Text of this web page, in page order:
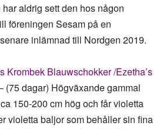
aldrig sett den hos någon
föreningen Sesam på en
inlämnad till Nordgen 2019.
Krombek Blauwschokker /Ezetha’s
(75 dagar) Högväxande gammal
150-200 cm hög och får violetta
violetta baljor som behåller sin fina